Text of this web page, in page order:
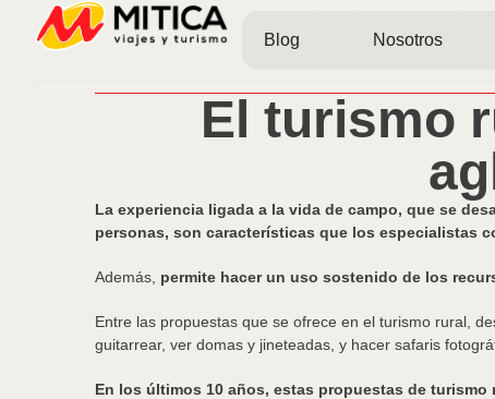
Blog Nosotros
El turismo
La experiencia ligada a la vida de campo, que se
personas, son características que los especialistas
Además, permite hacer un uso sostenido de los
Entre las propuestas que se ofrece en el turismo rural,
guitarrear, ver domas y jineteadas, y hacer safaris
En los últimos 10 años, estas propuestas de turismo